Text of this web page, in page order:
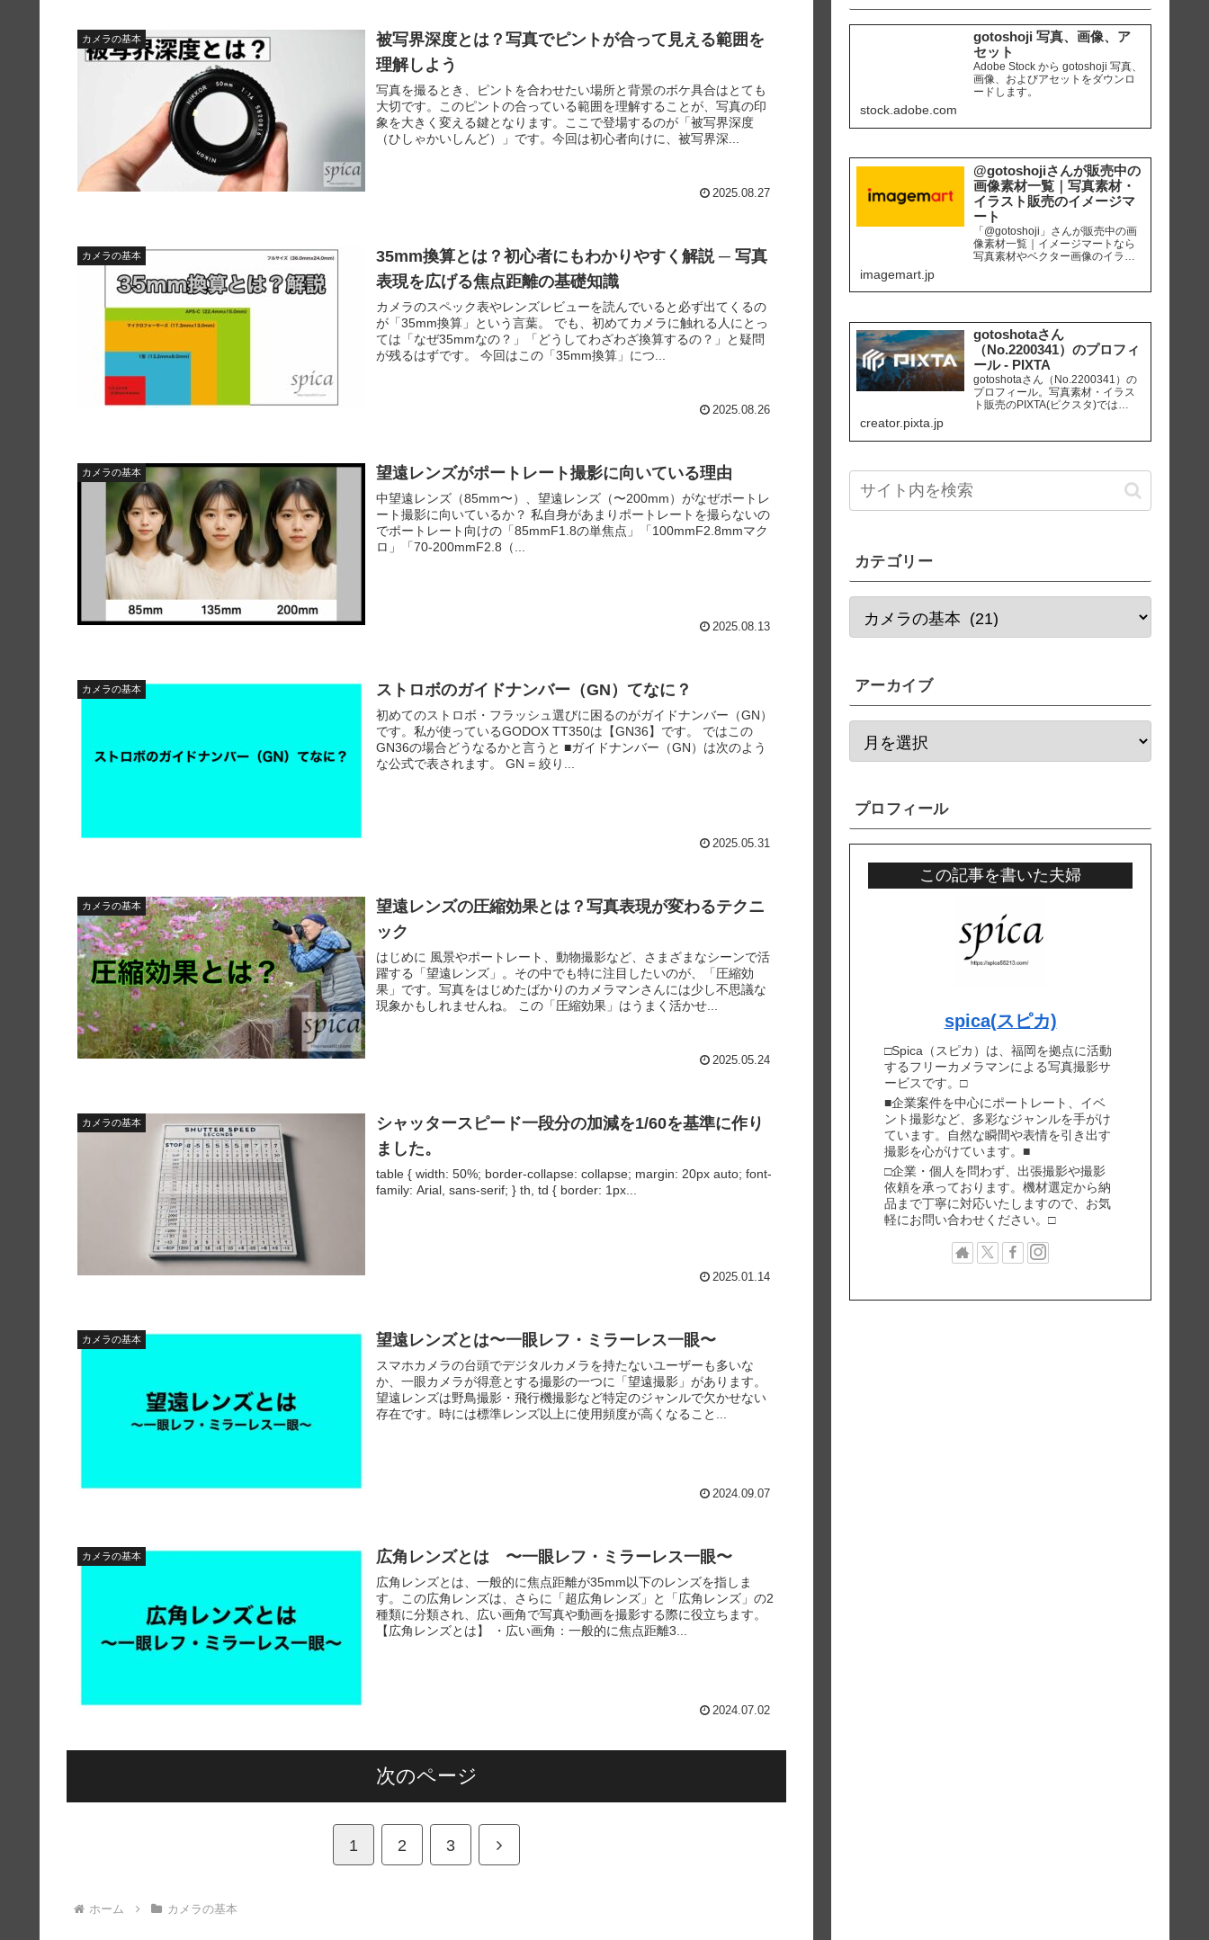
カメラの基本
被写界深度とは？写真でピントが合って見える範囲を
理解しよう
写真を撮るとき、ピントを合わせたい場所と背景のボケ具合はとても
大切です。このピントの合っている範囲を理解することが、写真の印
象を大きく変える鍵となります。ここで登場するのが「被写界深度
（ひしゃかいしんど）」です。今回は初心者向けに、被写界深...
2025.08.27
カメラの基本
35mm換算とは？初心者にもわかりやすく解説 ─ 写真
表現を広げる焦点距離の基礎知識
カメラのスペック表やレンズレビューを読んでいると必ず出てくるの
が「35mm換算」という言葉。 でも、初めてカメラに触れる人にとっ
ては「なぜ35mmなの？」「どうしてわざわざ換算するの？」と疑問
が残るはずです。 今回はこの「35mm換算」につ...
2025.08.26
カメラの基本 望遠レンズがポートレート撮影に向いている理由
中望遠レンズ（85mm〜）、望遠レンズ（〜200mm）がなぜポートレ
ート撮影に向いているか？ 私自身があまりポートレートを撮らないの
でポートレート向けの「85mmF1.8の単焦点」「100mmF2.8mmマク
ロ」「70-200mmF2.8（...
2025.08.13
カメラの基本 ストロボのガイドナンバー（GN）てなに？
初めてのストロボ・フラッシュ選びに困るのがガイドナンバー（GN）
です。私が使っているGODOX TT350は【GN36】です。 ではこの
GN36の場合どうなるかと言うと ■ガイドナンバー（GN）は次のよう
な公式で表されます。 GN = 絞り...
2025.05.31
カメラの基本
望遠レンズの圧縮効果とは？写真表現が変わるテクニ
ック
はじめに 風景やポートレート、動物撮影など、さまざまなシーンで活
躍する「望遠レンズ」。その中でも特に注目したいのが、「圧縮効
果」です。写真をはじめたばかりのカメラマンさんには少し不思議な
現象かもしれませんね。 この「圧縮効果」はうまく活かせ...
2025.05.24
カメラの基本
シャッタースピード一段分の加減を1/60を基準に作り
ました。
table { width: 50%; border-collapse: collapse; margin: 20px auto; font-
family: Arial, sans-serif; } th, td { border: 1px...
2025.01.14
カメラの基本 望遠レンズとは〜一眼レフ・ミラーレス一眼〜
スマホカメラの台頭でデジタルカメラを持たないユーザーも多いな
か、一眼カメラが得意とする撮影の一つに「望遠撮影」があります。
望遠レンズは野鳥撮影・飛行機撮影など特定のジャンルで欠かせない
存在です。時には標準レンズ以上に使用頻度が高くなること...
2024.09.07
カメラの基本 広角レンズとは 〜一眼レフ・ミラーレス一眼〜
広角レンズとは、一般的に焦点距離が35mm以下のレンズを指しま
す。この広角レンズは、さらに「超広角レンズ」と「広角レンズ」の2
種類に分類され、広い画角で写真や動画を撮影する際に役立ちます。
【広角レンズとは】 ・広い画角：一般的に焦点距離3...
2024.07.02
次のページ
1 2 3 次
ホーム カメラの基本
gotoshoji 写真、画像、ア
セット
Adobe Stock から gotoshoji 写真、
画像、およびアセットをダウンロ
ードします。
stock.adobe.com
@gotoshojiさんが販売中の
画像素材一覧｜写真素材・
イラスト販売のイメージマ
ート
「@gotoshoji」さんが販売中の画
像素材一覧｜イメージマートなら
写真素材やベクター画像のイラス
購入可能です。個人、商用を問わ
イヤリティフリー画像を、広報、
販促、社内資料作り、サイト運営
等にご活用ください。
imagemart.jp
gotoshotaさん
（No.2200341）のプロフィ
ール - PIXTA
gotoshotaさん（No.2200341）の
プロフィール。写真素材・イラス
ト販売のPIXTA(ピクスタ)では
550円から購入可能です。毎週更新
creator.pixta.jp
カテゴリー
アーカイブ
プロフィール
この記事を書いた夫婦
spica(スピカ)
□Spica（スピカ）は、福岡を拠点に活動
するフリーカメラマンによる写真撮影サ
ービスです。□
■企業案件を中心にポートレート、イベ
ント撮影など、多彩なジャンルを手がけ
ています。自然な瞬間や表情を引き出す
撮影を心がけています。■
□企業・個人を問わず、出張撮影や撮影
依頼を承っております。機材選定から納
品まで丁寧に対応いたしますので、お気
軽にお問い合わせください。□